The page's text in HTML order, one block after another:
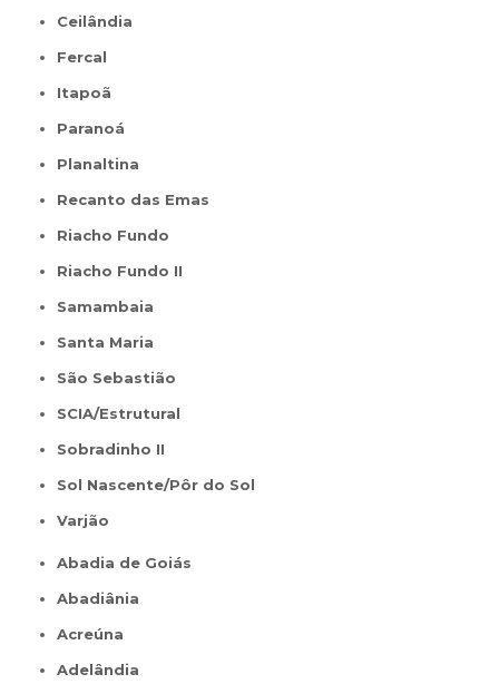
Ceilândia
Fercal
Itapoã
Paranoá
Planaltina
Recanto das Emas
Riacho Fundo
Riacho Fundo II
Samambaia
Santa Maria
São Sebastião
SCIA/Estrutural
Sobradinho II
Sol Nascente/Pôr do Sol
Varjão
Abadia de Goiás
Abadiânia
Acreúna
Adelândia